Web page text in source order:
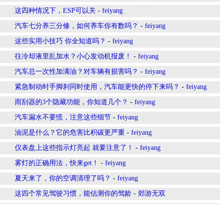
这四种情况下，ESP可以关 - feiyang
汽车七分养三分修，如何养车你有数吗？ - feiyang
这些实用小技巧 你全知道吗？ - feiyang
往冷却液里乱加水？小心发动机报废！ - feiyang
汽车总一次性加满油？对车辆有损害吗？ - feiyang
紧急制动时手脚刹同时使用，汽车能更快的停下来吗？ - feiyang
雨刮器的3个隐藏功能，你知道几个？ - feiyang
汽车漏水不要慌，注意这些细节 - feiyang
油泥是什么？它的危害比积碳更严重 - feiyang
仪表盘上这些指示灯亮起 就要注意了！ - feiyang
雾灯的正确用法，快来get！ - feiyang
夏天来了，你的空调清理了吗？ - feiyang
这四个常见驾驶习惯，能估测你的驾龄 - 郊游无双